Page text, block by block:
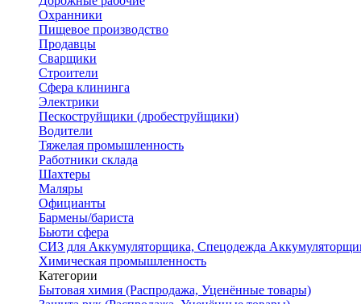
Охранники
Пищевое производство
Продавцы
Сварщики
Строители
Сфера клининга
Электрики
Пескоструйщики (дробеструйщики)
Водители
Тяжелая промышленность
Работники склада
Шахтеры
Маляры
Официанты
Бармены/бариста
Бьюти сфера
СИЗ для Аккумуляторщика, Спецодежда
Химическая промышленность
Категории
Бытовая химия (Распродажа, Уценённые товары)